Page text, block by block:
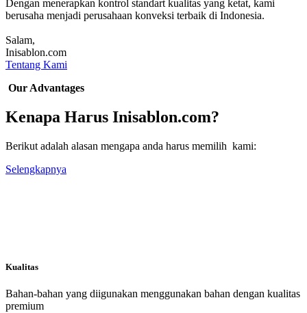
Dengan menerapkan kontrol standart kualitas yang ketat, kami
berusaha menjadi perusahaan konveksi terbaik di Indonesia.
Salam,
Inisablon.com
Tentang Kami
Our Advantages
Kenapa Harus Inisablon.com?
Berikut adalah alasan mengapa anda harus memilih kami:
Selengkapnya
Kualitas
Bahan-bahan yang diigunakan menggunakan bahan dengan kualitas
premium